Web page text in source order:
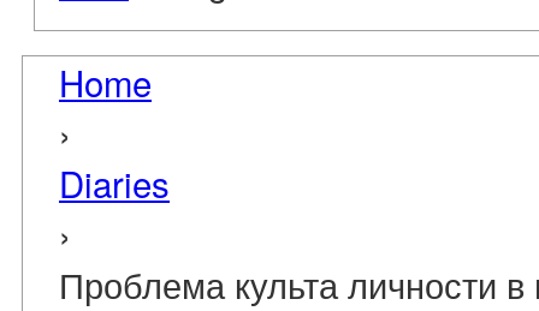
Home
›
Diaries
›
Проблема культа личности